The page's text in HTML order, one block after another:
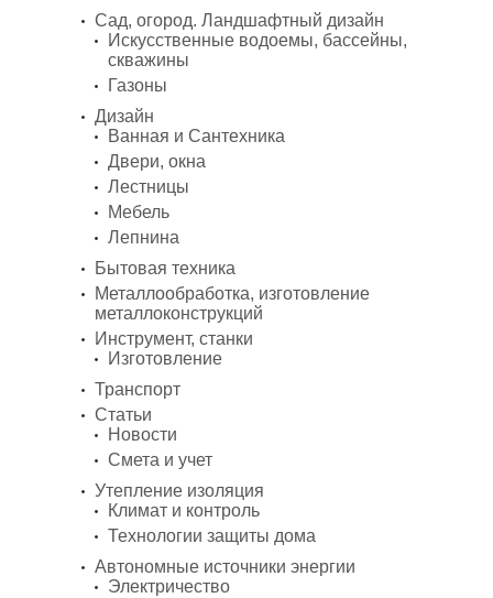
Сад, огород. Ландшафтный дизайн
Искусственные водоемы, бассейны,
скважины
Газоны
Дизайн
Ванная и Сантехника
Двери, окна
Лестницы
Мебель
Лепнина
Бытовая техника
Металлообработка, изготовление
металлоконструкций
Инструмент, станки
Изготовление
Транспорт
Статьи
Новости
Смета и учет
Утепление изоляция
Климат и контроль
Технологии защиты дома
Автономные источники энергии
Электричество